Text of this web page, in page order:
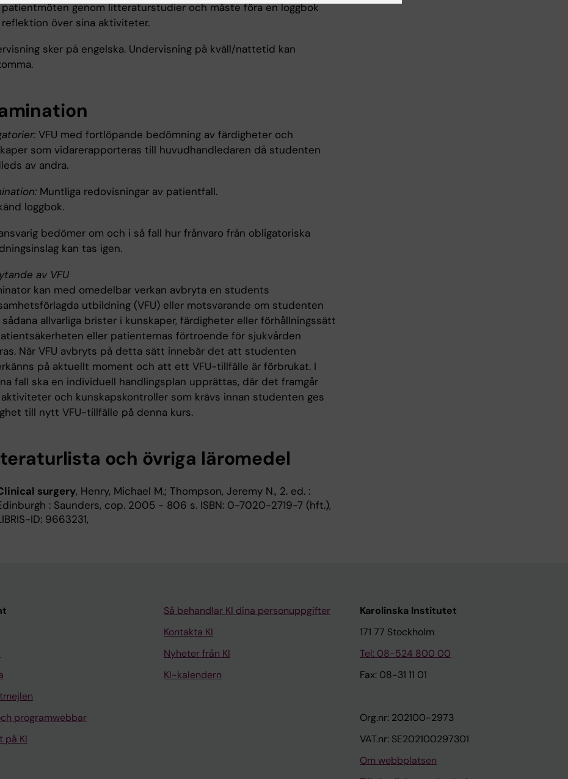
genom litteraturstudier och måste föra en loggbok
över sina aktiviteter.
sker på engelska. Undervisning på kväll/nattetid kan
VFU med fortlöpande bedömning av färdigheter och
som vidarerapporteras till huvudhandledaren då studenten
av andra.
Muntliga redovisningar av patientfall.
loggbok.
bedömer om och i så fall hur frånvaro från obligatoriska
kan tas igen.
av VFU
kan med omedelbar verkan avbryta en students
utbildning (VFU) eller motsvarande om studenten
sådana allvarliga brister i kunskaper, färdigheter eller förhållningssätt
eller patienternas förtroende för sjukvården
När VFU avbryts på detta sätt innebär det att studenten
på aktuellt moment och att ett VFU-tillfälle är förbrukat. I
fall ska en individuell handlingsplan upprättas, där det framgår
och kunskapskontroller som krävs innan studenten ges
till nytt VFU-tillfälle på denna kurs.
och övriga läromedel
surgery, Henry, Michael M.; Thompson, Jeremy N., 2. ed. :
: Saunders, cop. 2005 - 806 s. ISBN: 0-7020-2719-7 (hft.),
ID: 9663231,
programwebbar
på KI
Så behandlar KI dina personuppgifter
Kontakta KI
Nyheter från KI
KI-kalendern
Karolinska Institutet
171 77 Stockholm
Tel: 08-524 800 00
Fax: 08-31 11 01
Org.nr: 202100-2973
VAT.nr: SE202100297301
Om webbplatsen